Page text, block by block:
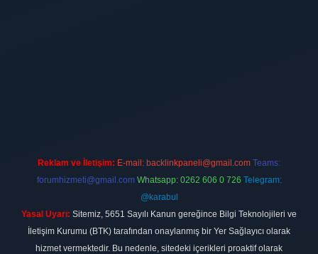
Reklam ve İletişim: E-mail: backlinkpaneli@gmail.com Teams:
forumhizmeti@gmail.com Whatsapp: 0262 606 0 726 Telegram:
@karabul
Yasal Uyarı: Sitemiz, 5651 Sayılı Kanun gereğince Bilgi Teknolojileri ve
İletişim Kurumu (BTK) tarafından onaylanmış bir Yer Sağlayıcı olarak
hizmet vermektedir. Bu nedenle, sitedeki içerikleri proaktif olarak